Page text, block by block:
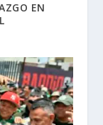
EN